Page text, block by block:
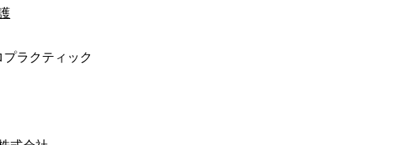
ラクティック